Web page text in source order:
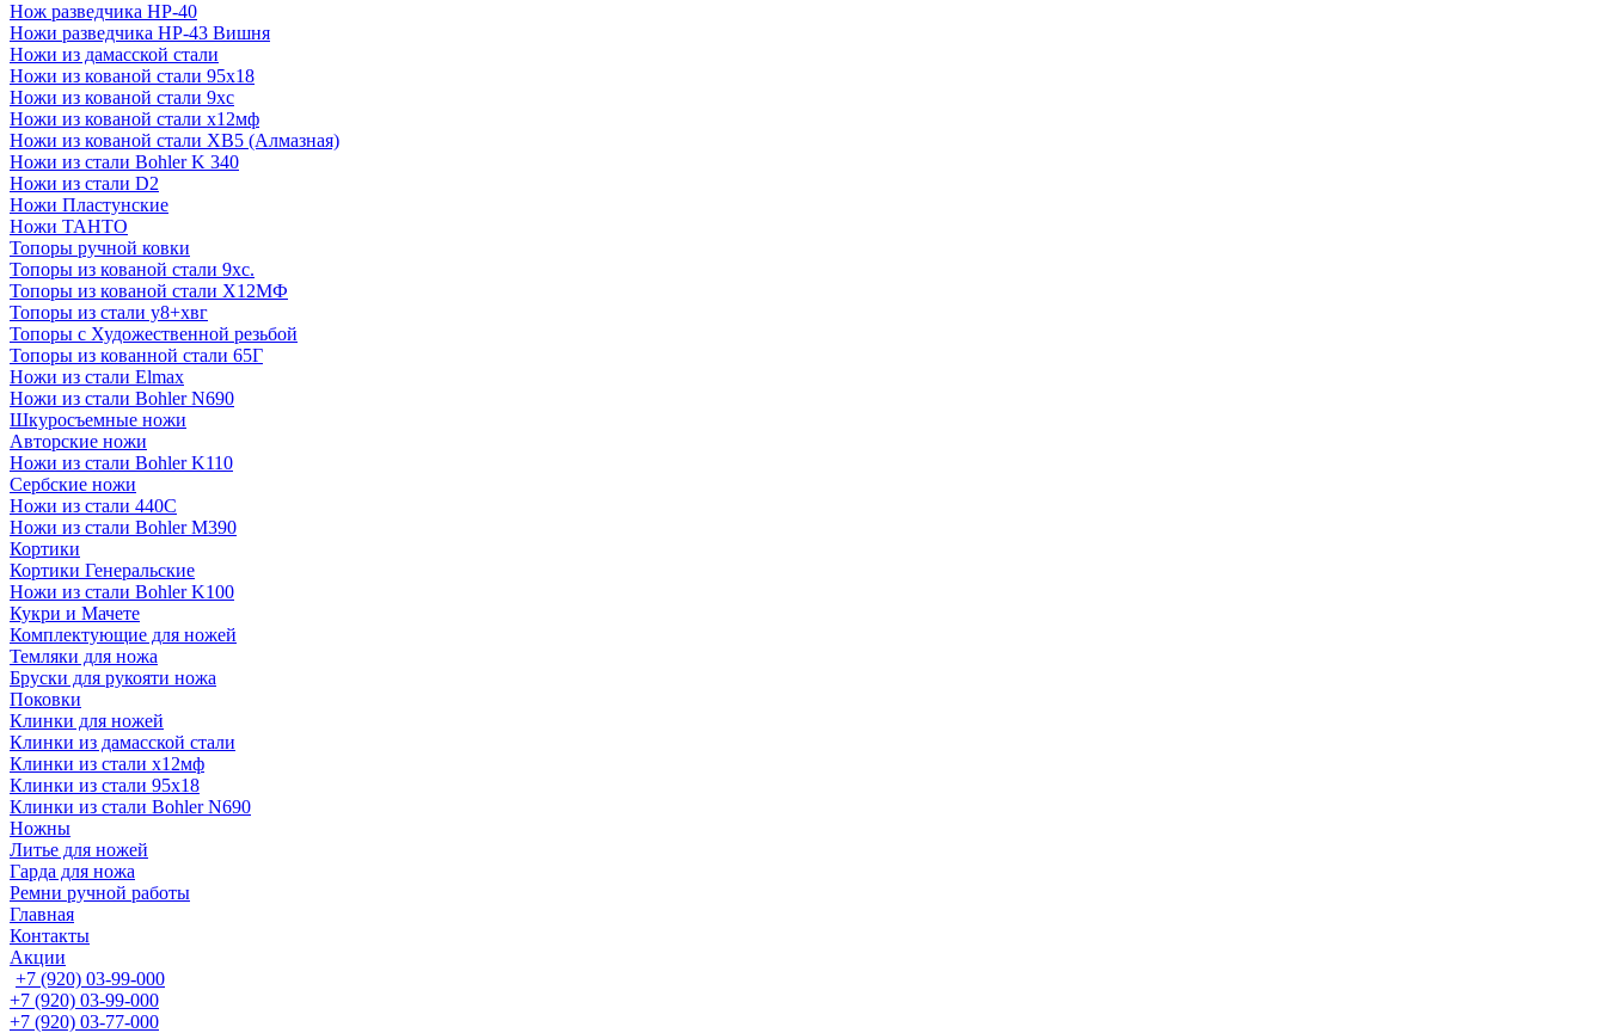
Нож разведчика НР-40
Ножи разведчика НР-43 Вишня
Ножи из дамасской стали
Ножи из кованой стали 95х18
Ножи из кованой стали 9хс
Ножи из кованой стали х12мф
Ножи из кованой стали ХВ5 (Алмазная)
Ножи из стали Bohler K 340
Ножи из стали D2
Ножи Пластунские
Ножи ТАНТО
Топоры ручной ковки
Топоры из кованой стали 9хс.
Топоры из кованой стали Х12МФ
Топоры из стали у8+хвг
Топоры с Художественной резьбой
Топоры из кованной стали 65Г
Ножи из стали Elmax
Ножи из стали Bohler N690
Шкуросъемные ножи
Авторские ножи
Ножи из стали Bohler K110
Сербские ножи
Ножи из стали 440С
Ножи из стали Bohler M390
Кортики
Кортики Генеральские
Ножи из стали Bohler K100
Кукри и Мачете
Комплектующие для ножей
Темляки для ножа
Бруски для рукояти ножа
Поковки
Клинки для ножей
Клинки из дамасской стали
Клинки из стали х12мф
Клинки из стали 95х18
Клинки из стали Bohler N690
Ножны
Литье для ножей
Гарда для ножа
Ремни ручной работы
Главная
Контакты
Акции
+7 (920) 03-99-000
+7 (920) 03-99-000
+7 (920) 03-77-000